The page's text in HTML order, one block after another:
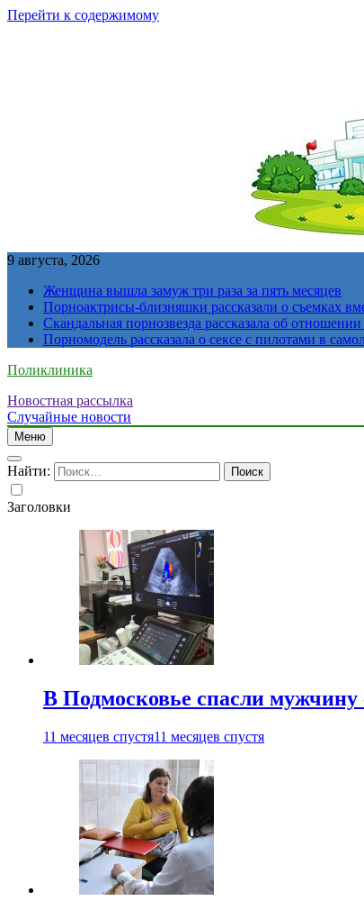
Перейти к содержимому
9 августа, 2026
Женщина вышла замуж три раза за пять месяцев
Порноактрисы-близняшки рассказали о съемках
Скандальная порнозвезда рассказала об
Порномодель рассказала о сексе с пилотами в
Поликлиника
Новостная рассылка
Случайные новости
Меню
Найти:
Заголовки
В Подмосковье спасли
11 месяцев спустя11 месяцев спустя